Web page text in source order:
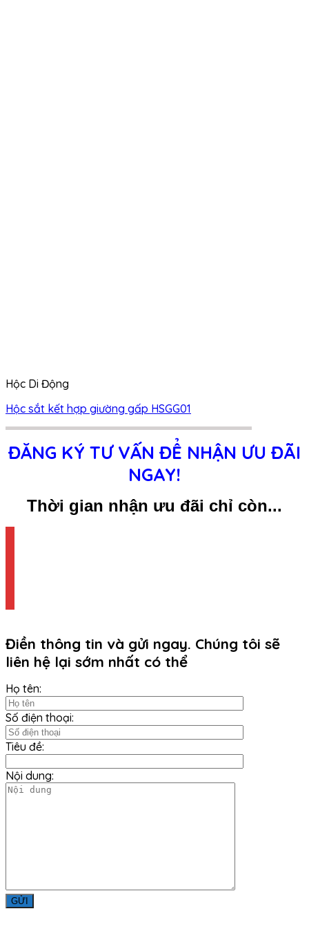
Hộc Di Động
Hộc sắt kết hợp giường gấp HSGG01
ĐĂNG KÝ TƯ VẤN ĐỂ NHẬN ƯU ĐÃI
NGAY!
Thời gian nhận ưu đãi chỉ còn...
Điền thông tin và gửi ngay. Chúng tôi sẽ
liên hệ lại sớm nhất có thể
Họ tên:
Số điện thoại:
Tiêu đề:
Nội dung: